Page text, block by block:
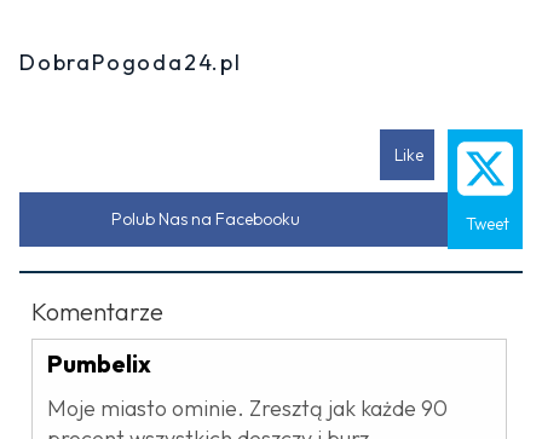
DobraPogoda24.pl
Like
Tweet
Polub Nas na Facebooku
Komentarze
Pumbelix
Moje miasto ominie. Zresztą jak każde 90